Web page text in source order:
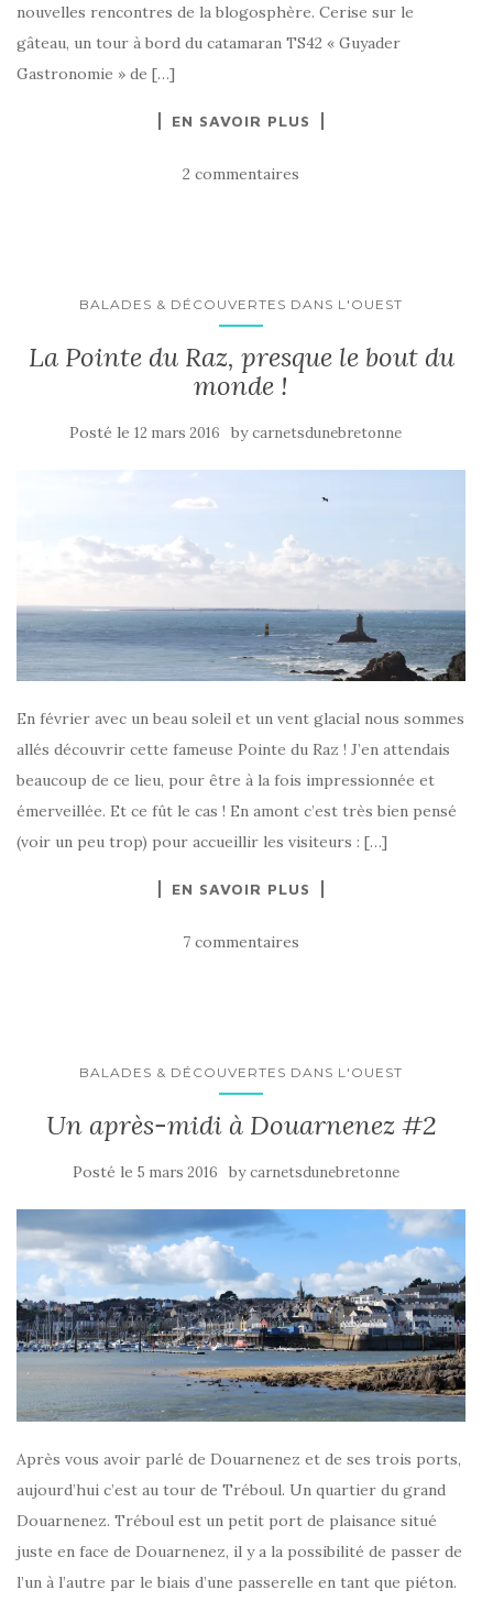
nouvelles rencontres de la blogosphère. Cerise sur le
gâteau, un tour à bord du catamaran TS42 « Guyader
Gastronomie » de […]
EN SAVOIR PLUS
2 commentaires
BALADES & DÉCOUVERTES DANS L'OUEST
La Pointe du Raz, presque le bout du
monde !
Posté le 12 mars 2016 bycarnetsdunebretonne
En février avec un beau soleil et un vent glacial nous sommes
allés découvrir cette fameuse Pointe du Raz ! J’en attendais
beaucoup de ce lieu, pour être à la fois impressionnée et
émerveillée. Et ce fût le cas ! En amont c’est très bien pensé
(voir un peu trop) pour accueillir les visiteurs : […]
EN SAVOIR PLUS
7 commentaires
BALADES & DÉCOUVERTES DANS L'OUEST
Un après-midi à Douarnenez #2
Posté le 5 mars 2016 bycarnetsdunebretonne
Après vous avoir parlé de Douarnenez et de ses trois ports,
aujourd’hui c’est au tour de Tréboul. Un quartier du grand
Douarnenez. Tréboul est un petit port de plaisance situé
juste en face de Douarnenez, il y a la possibilité de passer de
l’un à l’autre par le biais d’une passerelle en tant que piéton.